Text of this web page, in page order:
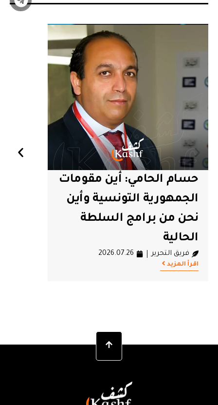
حسام الحامي: أين مقومات
الجمهورية التونسية وأين
نحن من برامج السلطة
الحالية
فريق التحرير 2026.07.26
اقرأ المزيد